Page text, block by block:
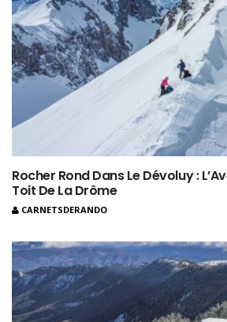
Rocher Rond Dans Le Dévoluy :
Toit De La Drôme
CARNETSDERANDO